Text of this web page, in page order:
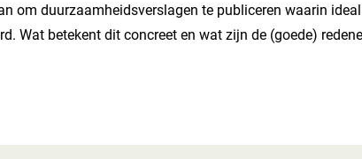
om duurzaamheidsverslagen te publiceren waarin
Wat betekent dit concreet en wat zijn de (goede)